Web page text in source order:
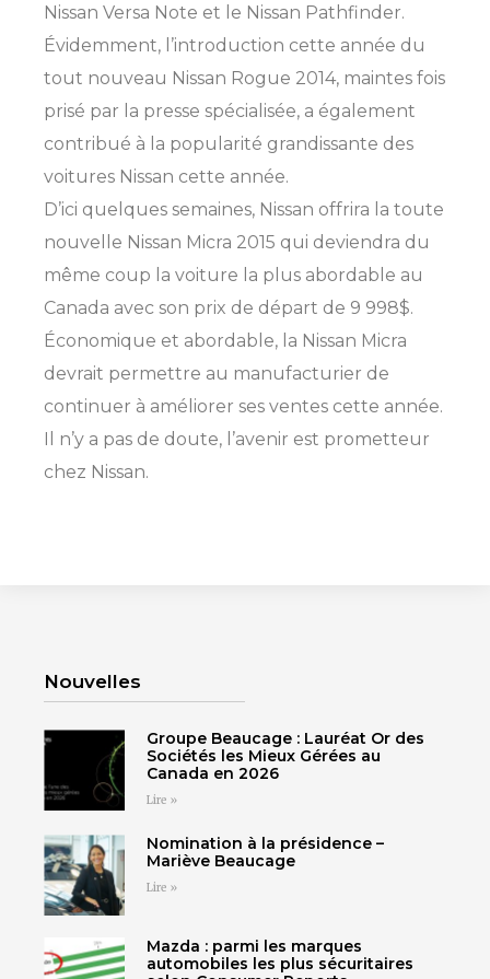
Nissan Versa Note et le Nissan Pathfinder.
Évidemment, l’introduction cette année du
tout nouveau Nissan Rogue 2014, maintes fois
prisé par la presse spécialisée, a également
contribué à la popularité grandissante des
voitures Nissan cette année.
D’ici quelques semaines, Nissan offrira la toute
nouvelle Nissan Micra 2015 qui deviendra du
même coup la voiture la plus abordable au
Canada avec son prix de départ de 9 998$.
Économique et abordable, la Nissan Micra
devrait permettre au manufacturier de
continuer à améliorer ses ventes cette année.
Il n’y a pas de doute, l’avenir est prometteur
chez Nissan.
Nouvelles
Groupe Beaucage : Lauréat Or des
Sociétés les Mieux Gérées au
Canada en 2026
Lire »
Nomination à la présidence –
Mariève Beaucage
Lire »
Mazda : parmi les marques
automobiles les plus sécuritaires
SHERBROOKE
GRANBY
MAGOG
DRUMMONDVILLE
COWANSVILLE
MAGOG
SHERBROOKE
GRANBY
DRUMMONDVILLE
MAGOG